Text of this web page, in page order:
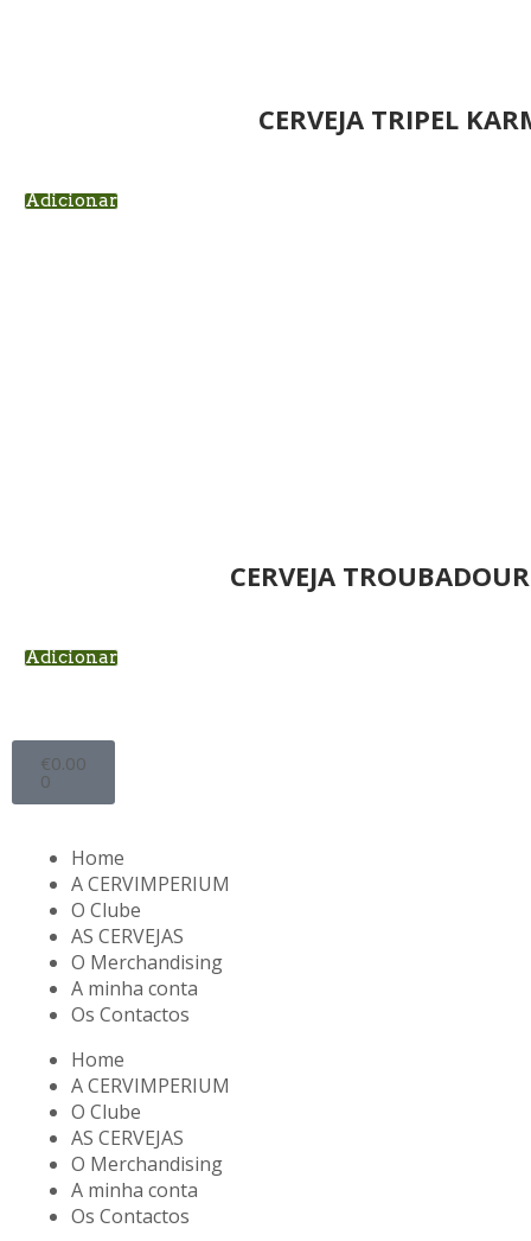
CERVEJA TRIPEL
Adicionar
CERVEJA
Adicionar
€0.00
0
Home
A CERVIMPERIUM
O Clube
AS CERVEJAS
O Merchandising
A minha conta
Os Contactos
Home
A CERVIMPERIUM
O Clube
AS CERVEJAS
O Merchandising
A minha conta
Os Contactos